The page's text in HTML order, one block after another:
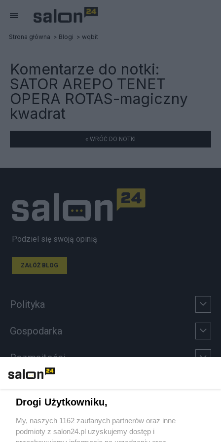
Strona główna Blogi wqbit
Komentarze do notki:
SATOR AREPO TENET
OPERA ROTAS-magiczny
kwadrat
« WRÓĆ DO NOTKI
Podziel się swoją opinią
ZAŁÓŻ BLOG
Polityka
Gospodarka
Rozmaitości
Sport
Społeczeństwo
Drogi Użytkowniku,
My, naszych 1162 zaufanych partnerów oraz inne
podmioty z salon24.pl uzyskujemy dostęp i